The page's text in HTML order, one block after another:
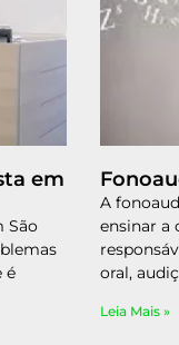
em
São
é
A
ensinar a
oral,
Leia Mais »